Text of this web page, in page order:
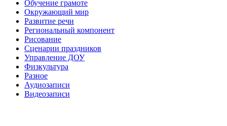
Обучение грамоте
Окружающий мир
Развитие речи
Региональный компонент
Рисование
Сценарии праздников
Управление ДОУ
Физкультура
Разное
Аудиозаписи
Видеозаписи